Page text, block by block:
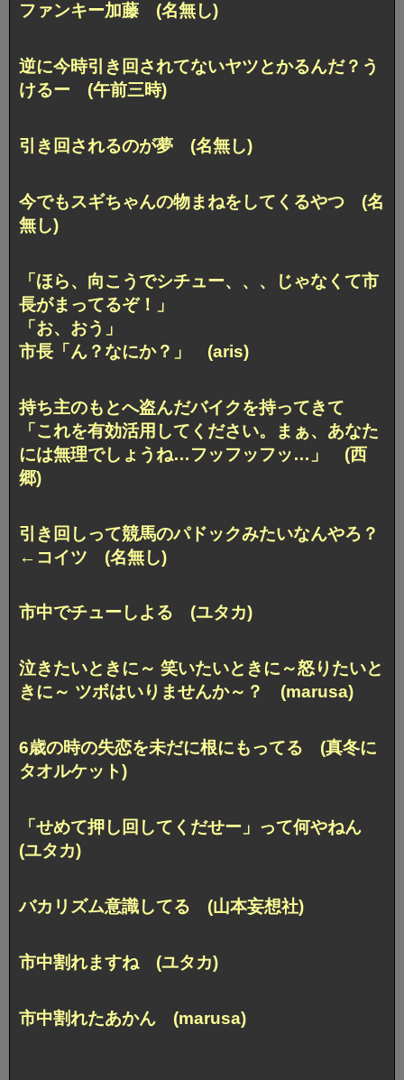
ファンキー加藤 (名無し)
逆に今時引き回されてないヤツとかるんだ？ う
けるー (午前三時)
引き回されるのが夢 (名無し)
今でもスギちゃんの物まねをしてくるやつ (名
無し)
「ほら、向こうでシチュー、、、
じゃなくて市
長がまってるぞ！」
「お、おう」
市長「ん？なにか？」 (aris)
持ち主のもとへ盗んだバイクを持ってきて
「これを有効活用してください。
まぁ、あなた
には無理でしょうね…フッフッフッ…」 (西
郷)
引き回しって競馬のパドックみたいなんやろ？
←コイツ (名無し)
市中でチューしよる (ユタカ)
泣きたいときに～ 笑いたいときに～怒りたいと
きに～ ツボはいりませんか～？ (marusa)
6歳の時の失恋を未だに根にもってる (真冬に
タオルケット)
「せめて押し回してくだせー」って何やねん
(ユタカ)
バカリズム意識してる (山本妄想社)
市中割れますね (ユタカ)
市中割れたあかん (marusa)